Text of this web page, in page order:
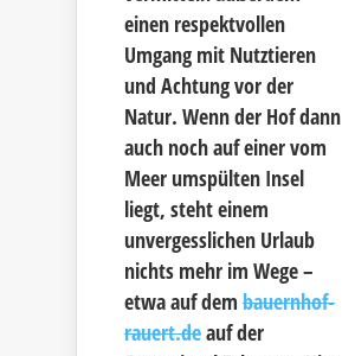
einen respektvollen
Umgang mit Nutztieren
und Achtung vor der
Natur. Wenn der Hof dann
auch noch auf einer vom
Meer umspülten Insel
liegt, steht einem
unvergesslichen Urlaub
nichts mehr im Wege –
etwa auf dem bauernhof-
rauert.deauf der